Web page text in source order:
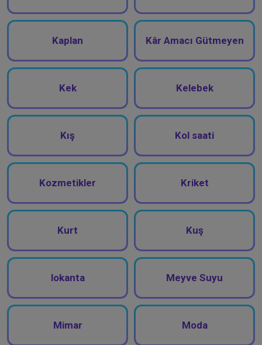
Kaplan Kâr Amacı Gütmeyen
Kek Kelebek
Kış Kol saati
Kozmetikler Kriket
Kurt Kuş
lokanta Meyve Suyu
Mimar Moda